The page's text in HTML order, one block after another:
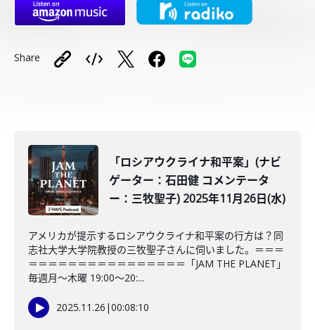
Share
「ロシアウクライナ和平案」(ナビ
ゲーター：石田健 コメンテータ
ー：三牧聖子) 2025年11月26日(水)
アメリカが提示するロシアウクライナ和平案の行方は？同
志社大学大学院教授の三牧聖子さんに伺いました。＝＝＝
＝＝＝＝＝＝＝＝＝＝＝＝＝＝＝＝「JAM THE PLANET」
毎週月～木曜 19:00～20:...
2025.11.26 |00:08:10